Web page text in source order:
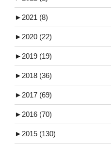
► 2021 (8)
► 2020 (22)
► 2019 (19)
► 2018 (36)
► 2017 (69)
► 2016 (70)
► 2015 (130)